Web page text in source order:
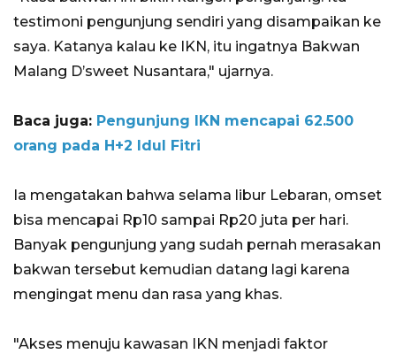
testimoni pengunjung sendiri yang disampaikan ke
saya. Katanya kalau ke IKN, itu ingatnya Bakwan
Malang D’sweet Nusantara," ujarnya.
Baca juga: Pengunjung IKN mencapai 62.500
orang pada H+2 Idul Fitri
Ia mengatakan bahwa selama libur Lebaran, omset
bisa mencapai Rp10 sampai Rp20 juta per hari.
Banyak pengunjung yang sudah pernah merasakan
bakwan tersebut kemudian datang lagi karena
mengingat menu dan rasa yang khas.
"Akses menuju kawasan IKN menjadi faktor